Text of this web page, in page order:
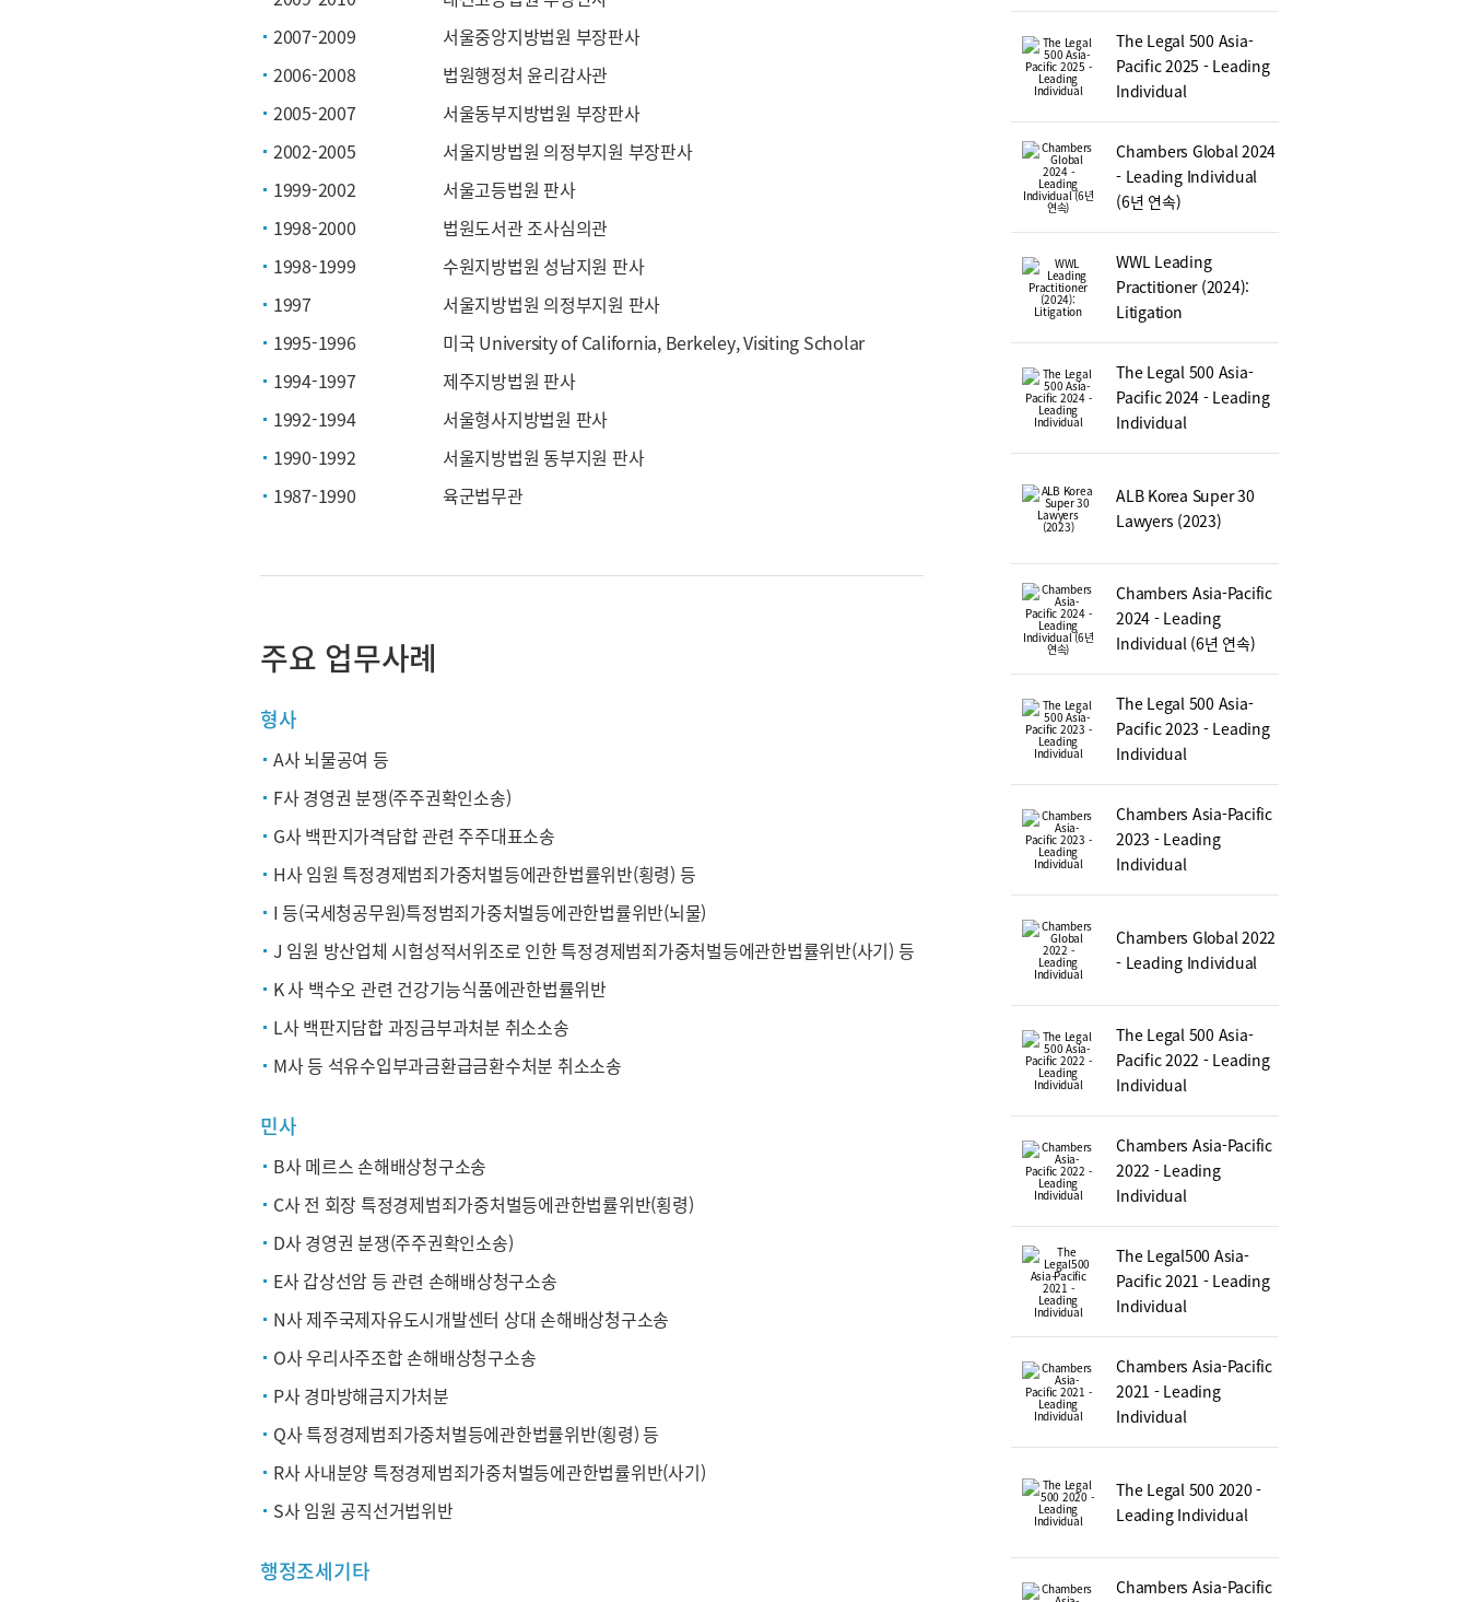
2007-2009
서울중앙지방법원 부장판사
2006-2008
법원행정처 윤리감사관
2005-2007
서울동부지방법원 부장판사
2002-2005
서울지방법원 의정부지원 부장판사
1999-2002
서울고등법원 판사
1998-2000
법원도서관 조사심의관
1998-1999
수원지방법원 성남지원 판사
1997
서울지방법원 의정부지원 판사
1995-1996
미국 University of California, Berkeley, Visiting Scholar
1994-1997
제주지방법원 판사
1992-1994
서울형사지방법원 판사
1990-1992
서울지방법원 동부지원 판사
1987-1990
육군법무관
주요 업무사례
형사
A사 뇌물공여 등
F사 경영권 분쟁(주주권확인소송)
G사 백판지가격담합 관련 주주대표소송
H사 임원 특정경제범죄가중처벌등에관한법률위반(횡령) 등
I 등(국세청공무원)특정범죄가중처벌등에관한법률위반(뇌물)
J 임원 방산업체 시험성적서위조로 인한 특정경제범죄가중처벌등에관한법률위반(사기) 등
K 사 백수오 관련 건강기능식품에관한법률위반
L사 백판지담합 과징금부과처분 취소소송
M사 등 석유수입부과금환급금환수처분 취소소송
민사
B사 메르스 손해배상청구소송
C사 전 회장 특정경제범죄가중처벌등에관한법률위반(횡령)
D사 경영권 분쟁(주주권확인소송)
E사 갑상선암 등 관련 손해배상청구소송
N사 제주국제자유도시개발센터 상대 손해배상청구소송
O사 우리사주조합 손해배상청구소송
P사 경마방해금지가처분
Q사 특정경제범죄가중처벌등에관한법률위반(횡령) 등
R사 사내분양 특정경제범죄가중처벌등에관한법률위반(사기)
S사 임원 공직선거법위반
행정조세기타
The Legal 500 Asia-
Pacific 2025 - Leading
Individual
Chambers Global 2024
- Leading Individual
(6년 연속)
WWL Leading
Practitioner (2024):
Litigation
The Legal 500 Asia-
Pacific 2024 - Leading
Individual
ALB Korea Super 30
Lawyers (2023)
Chambers Asia-Pacific
2024 - Leading
Individual (6년 연속)
The Legal 500 Asia-
Pacific 2023 - Leading
Individual
Chambers Asia-Pacific
2023 - Leading
Individual
Chambers Global 2022
- Leading Individual
The Legal 500 Asia-
Pacific 2022 - Leading
Individual
Chambers Asia-Pacific
2022 - Leading
Individual
The Legal500 Asia-
Pacific 2021 - Leading
Individual
Chambers Asia-Pacific
2021 - Leading
Individual
The Legal 500 2020 -
Leading Individual
Chambers Asia-Pacific